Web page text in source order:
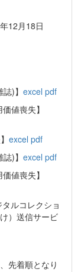
12月18日
)】 excel pdf
価値喪失】
excel pdf
)】 excel pdf
価値喪失】
ルコレクショ
）送信サービ
先着順となり